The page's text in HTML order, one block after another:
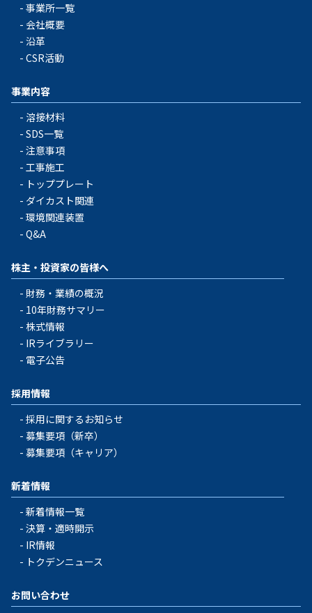
事業所一覧
会社概要
沿革
CSR活動
事業内容
溶接材料
SDS一覧
注意事項
工事施工
トッププレート
ダイカスト関連
環境関連装置
Q&A
株主・投資家の皆様へ
財務・業績の概況
10年財務サマリー
株式情報
IRライブラリー
電子公告
採用情報
採用に関するお知らせ
募集要項（新卒）
募集要項（キャリア）
新着情報
新着情報一覧
決算・適時開示
IR情報
トクデンニュース
お問い合わせ